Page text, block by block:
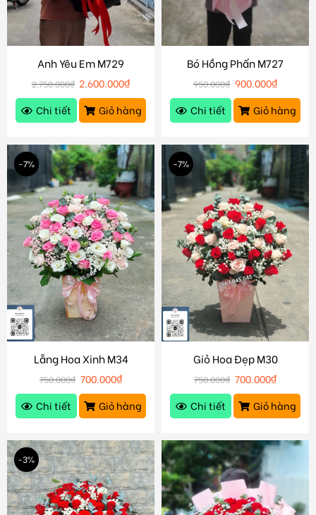
Anh Yêu Em M729
2.750.000₫ 2.600.000₫
Chi tiết
Giỏ hàng
Bó Hồng Phấn M727
950.000₫ 900.000₫
Chi tiết
Giỏ hàng
-7%
Lẵng Hoa Xinh M34
750.000₫ 700.000₫
Chi tiết
Giỏ hàng
-7%
Giỏ Hoa Đẹp M30
750.000₫ 700.000₫
Chi tiết
Giỏ hàng
-3%